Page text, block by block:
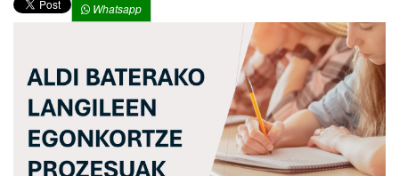
Whatsapp